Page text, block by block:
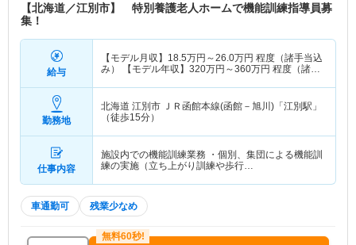
【北海道／江別市】 特別養護老人ホームで機能訓練指導員募
集！
給与
【モデル月収】 18.5万円～26.0万円 程度（諸手当込
み） 【モデル年収】 320万円～360万円 程度（諸手
勤務地
北海道 江別市 ＪＲ函館本線(函館－旭川)「江別駅」
（徒歩15分）
仕事内容
施設内での機能訓練業務 ・個別、集団による機能訓
練の実施（立ち上がり訓練や歩行…
車通勤可 残業少なめ